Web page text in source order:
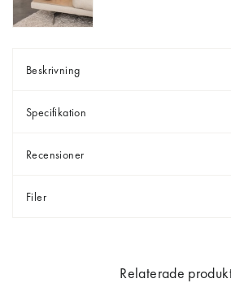
Beskrivning
Specifikation
Recensioner
Filer
Relaterade